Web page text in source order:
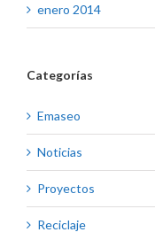
enero 2014
Categorías
Emaseo
Noticias
Proyectos
Reciclaje